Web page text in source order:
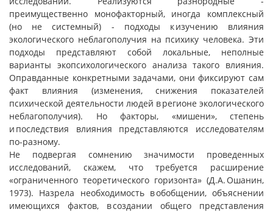
преимущественно монофакторный, иногда комплексный
(но не системный) - подходы к изучению влияния
экологического неблагополучия на психику человека. Эти
подходы представляют собой локальные, неполные
варианты экопсихологического анализа такого влияния.
Оправданные конкретными задачами, они фиксируют сам
факт влияния (изменения, снижения показателей
психической деятельности людей в регионе экологического
неблагополучия). Но факторы, «мишени», степень
и последствия влияния представляются исследователям
по-разному.
Не подвергая сомнению значимости проведенных
исследований, скажем, что требуется расширение
«ограниченного теоретического горизонта» (Д.А. Ошанин,
1973). Назрела необходимость в обобщении, объяснении
имеющихся фактов, в создании общего представления